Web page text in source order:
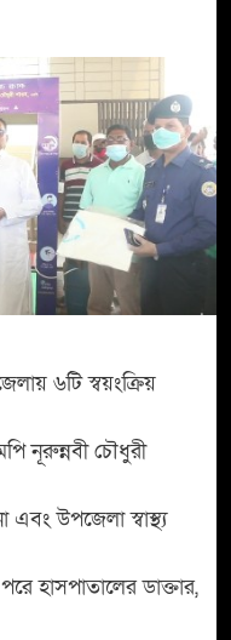
৬টি স্বয়ংক্রিয়
নূরুন্নবী চৌধুরী
উপজেলা স্বাস্থ্য
হাসপাতালের ডাক্তার,